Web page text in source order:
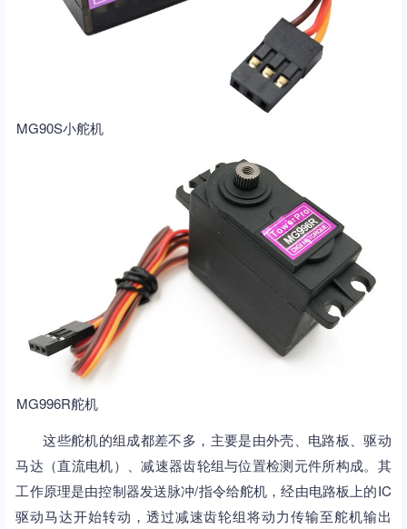
MG90S小舵机
MG996R舵机
这些舵机的组成都差不多，主要是由外壳、电路板、驱动
马达（直流电机）、减速器齿轮组与位置检测元件所构成。其
工作原理是由控制器发送脉冲/指令给舵机，经由电路板上的IC
驱动马达开始转动，透过减速齿轮组将动力传输至舵机输出